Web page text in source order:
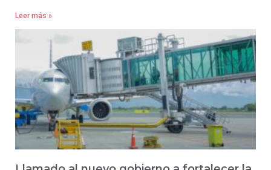
Leer más »